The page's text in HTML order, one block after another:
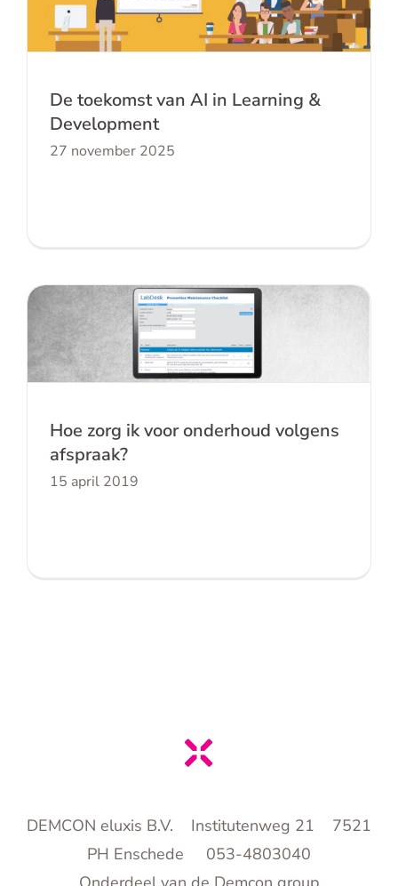
Development
De toekomst van AI in Learning &
Development
27 november 2025
Hoe zorg ik voor onderhoud volgens
afspraak?
Hoe zorg ik voor onderhoud volgens
afspraak?
15 april 2019
DEMCON eluxis B.V. Institutenweg 21 7521
PH Enschede 053-4803040